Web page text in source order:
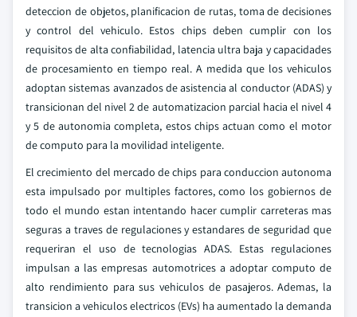
deteccion de objetos, planificacion de rutas, toma de decisiones
y control del vehiculo. Estos chips deben cumplir con los
requisitos de alta confiabilidad, latencia ultra baja y capacidades
de procesamiento en tiempo real. A medida que los vehiculos
adoptan sistemas avanzados de asistencia al conductor (ADAS) y
transicionan del nivel 2 de automatizacion parcial hacia el nivel 4
y 5 de autonomia completa, estos chips actuan como el motor
de computo para la movilidad inteligente.
El crecimiento del mercado de chips para conduccion autonoma
esta impulsado por multiples factores, como los gobiernos de
todo el mundo estan intentando hacer cumplir carreteras mas
seguras a traves de regulaciones y estandares de seguridad que
requeriran el uso de tecnologias ADAS. Estas regulaciones
impulsan a las empresas automotrices a adoptar computo de
alto rendimiento para sus vehiculos de pasajeros. Ademas, la
transicion a vehiculos electricos (EVs) ha aumentado la demanda